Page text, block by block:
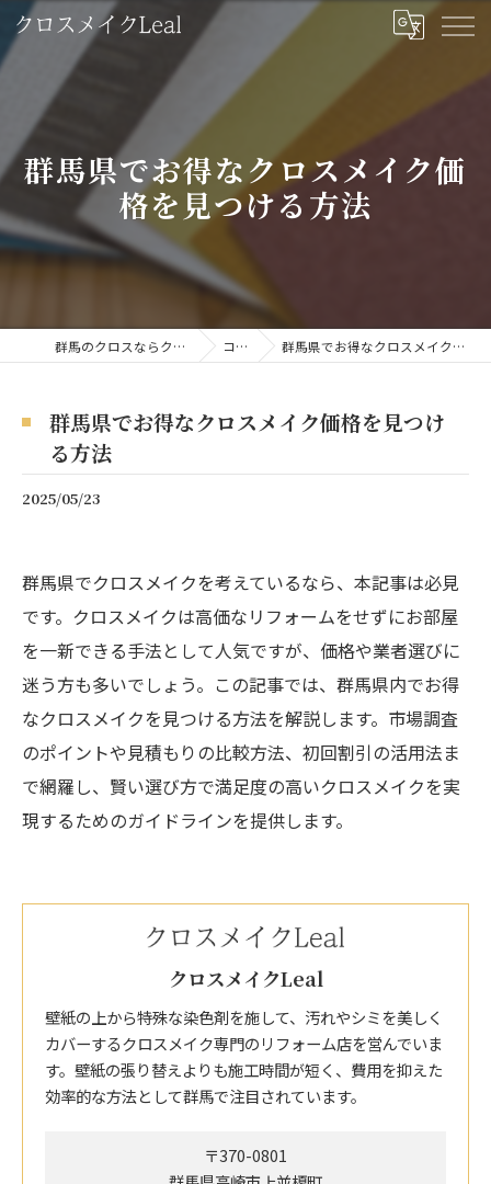
群馬県でお得なクロスメイク価
格を見つける方法
群馬のクロスならクロスメイクLeal コラム 群馬県でお得なクロスメイク価格を見つける方法
群馬県でお得なクロスメイク価格を見つけ
る方法
2025/05/23
群馬県でクロスメイクを考えているなら、本記事は必見
です。クロスメイクは高価なリフォームをせずにお部屋
を一新できる手法として人気ですが、価格や業者選びに
迷う方も多いでしょう。この記事では、群馬県内でお得
なクロスメイクを見つける方法を解説します。市場調査
のポイントや見積もりの比較方法、初回割引の活用法ま
で網羅し、賢い選び方で満足度の高いクロスメイクを実
現するためのガイドラインを提供します。
クロスメイクLeal
壁紙の上から特殊な染色剤を施して、汚れやシミを美しく
カバーするクロスメイク専門のリフォーム店を営んでいま
す。壁紙の張り替えよりも施工時間が短く、費用を抑えた
効率的な方法として群馬で注目されています。
〒370-0801